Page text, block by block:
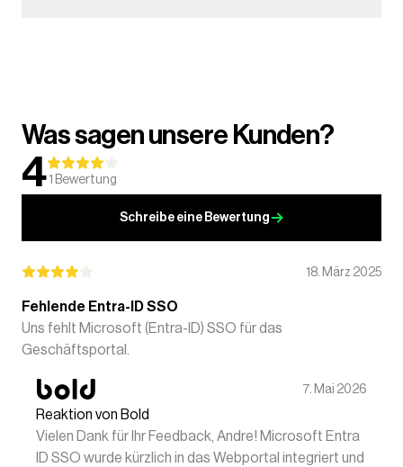
Was sagen unsere Kunden?
41 Bewertung
Schreibe eine Bewertung
18. März 2025
Fehlende Entra-ID SSO
Uns fehlt Microsoft (Entra-ID) SSO für das
Geschäftsportal.
7. Mai 2026
Reaktion von Bold
Vielen Dank für Ihr Feedback, Andre! Microsoft Entra
ID SSO wurde kürzlich in das Webportal integriert und